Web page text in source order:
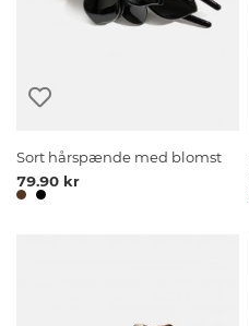
Sort hårspænde med blomst
79.90 kr